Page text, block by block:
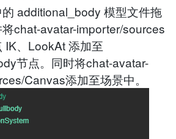
additional_body 模型文件拖
将chat-avatar-importer/sources
IK、LookAt 添加至
节点。同时将chat-avatar-
Canvas添加至场景中。